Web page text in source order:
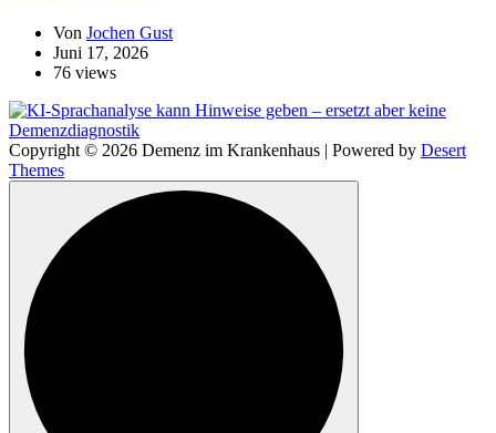
Von Jochen Gust
Juni 17, 2026
76 views
Copyright © 2026 Demenz im Krankenhaus | Powered by Desert
Themes